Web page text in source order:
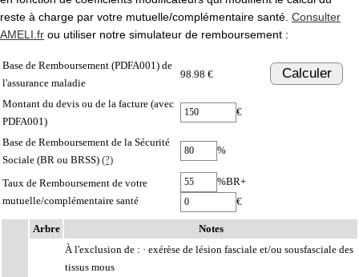
reste à charge par votre mutuelle/complémentaire santé. Consulter
AMELI.fr ou utiliser notre simulateur de remboursement :
Base de Remboursement (PDFA001) de
l'assurance maladie
98.98 € Calculer
Montant du devis ou de la facture (avec
PDFA001)
€
Base de Remboursement de la Sécurité
Sociale (BR ou BRSS) (?)
%
Taux de Remboursement de votre
mutuelle/complémentaire santé
%BR+
€
Arbre Notes
À l'exclusion de : · exérèse de lésion fasciale et/ou sousfasciale des
tissus mous